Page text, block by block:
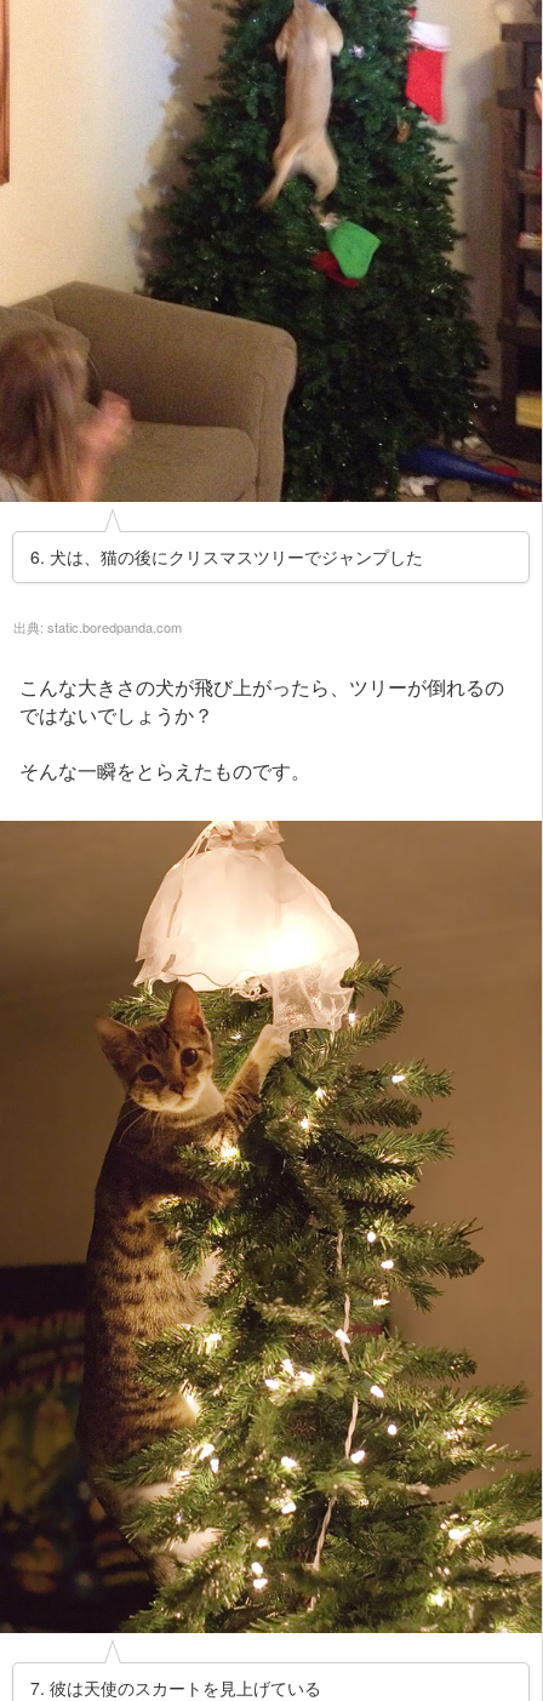
6. 犬は、猫の後にクリスマスツリーでジャンプした
出典: static.boredpanda.com
こんな大きさの犬が飛び上がったら、ツリーが倒れるの
ではないでしょうか？
そんな一瞬をとらえたものです。
7. 彼は天使のスカートを見上げている